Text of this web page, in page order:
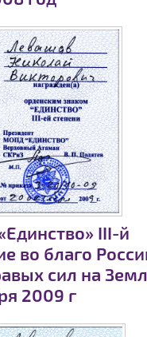
III-й
во благо
сил на
2009 г